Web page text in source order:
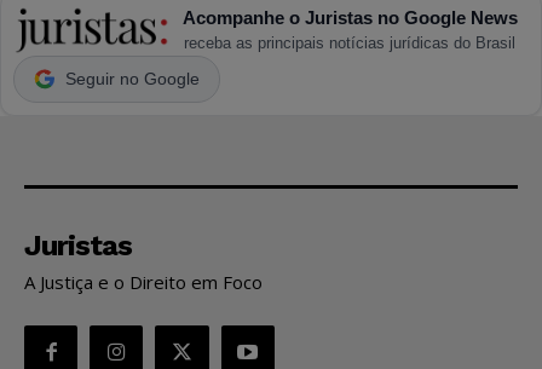
Acompanhe o Juristas no Google News
receba as principais notícias jurídicas do Brasil
Seguir no Google
Juristas
A Justiça e o Direito em Foco